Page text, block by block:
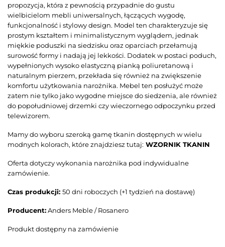
propozycja, która z pewnością przypadnie do gustu
wielbicielom mebli uniwersalnych, łączących wygodę,
funkcjonalność i stylowy design. Model ten charakteryzuje się
prostym kształtem i minimalistycznym wyglądem, jednak
miękkie poduszki na siedzisku oraz oparciach przełamują
surowość formy i nadają jej lekkości. Dodatek w postaci poduch,
wypełnionych wysoko elastyczną pianką poliuretanową i
naturalnym pierzem, przekłada się również na zwiększenie
komfortu użytkowania narożnika. Mebel ten posłużyć może
zatem nie tylko jako wygodne miejsce do siedzenia, ale również
do popołudniowej drzemki czy wieczornego odpoczynku przed
telewizorem.
Mamy do wyboru szeroką gamę tkanin dostępnych w wielu
modnych kolorach, które znajdziesz tutaj: WZORNIK TKANIN
Oferta dotyczy wykonania narożnika pod indywidualne
zamówienie.
Czas produkcji: 50 dni roboczych (+1 tydzień na dostawę)
Producent:Anders Meble / Rosanero
Produkt dostępny na zamówienie